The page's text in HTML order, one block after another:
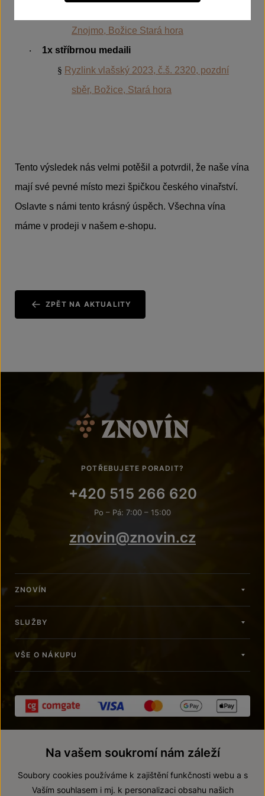
Znojmo, Božice Stará hora
·
1x stříbrnou medaili
§ Ryzlink vlašský 2023, č.š. 2320, pozdní
sběr, Božice, Stará hora
Tento výsledek nás velmi potěšil a potvrdil, že naše vína
mají své pevné místo mezi špičkou českého vinařství.
Oslavte s námi tento krásný úspěch. Všechna vína
máme v prodeji v našem e-shopu.
ZPĚT NA AKTUALITY
POTŘEBUJETE PORADIT?
+420 515 266 620
Po – Pá: 7:00 – 15:00
znovin@znovin.cz
ZNOVÍN
SLUŽBY
VŠE O NÁKUPU
Na vašem soukromí nám záleží
Soubory cookies používáme k zajištění funkčnosti webu a s
Vaším souhlasem i mj. k personalizaci obsahu našich